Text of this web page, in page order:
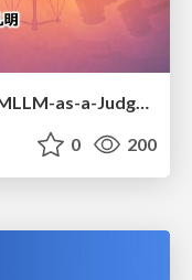
[MIRU26] To What Extent Does MLLM-as-a-Judge Exhibit Cross-Model Preference Bias?
0 200